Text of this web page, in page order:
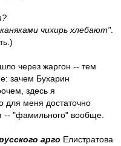
чихирь хлебают".
через жаргон -- тем
зачем Бухарин
здесь я
для меня достаточно
-- "фамильного" вообще.
арго Елистратова